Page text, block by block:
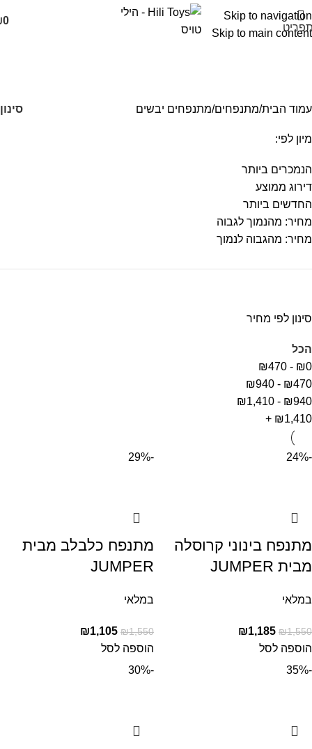
Skip to navigation
Skip to main content
0
עמוד הבית מתנפחים מתנפחים יבשים סינון
מיון לפי:
הנמכרים ביותר
דירוג ממוצע
החדשים ביותר
מחיר: מהנמוך לגבוה
מחיר: מהגבוה לנמוך
סינון לפי מחיר
הכל
₪0
-
₪470
₪470
-
₪940
₪940
-
₪1,410
₪1,410
+
-24%
מתנפח בינוני קרוסלה
מבית JUMPER
במלאי
₪1,550
₪1,185
הוספה לסל
-29%
מתנפח כלבלב מבית
JUMPER
במלאי
₪1,550
₪1,105
הוספה לסל
-35%
-30%